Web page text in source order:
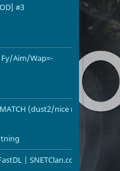
#3
24/32
Aim/Wap=-
25/32
fy_pool_day
(dust2/nice maps) ##
23/32
| SNETClan.com